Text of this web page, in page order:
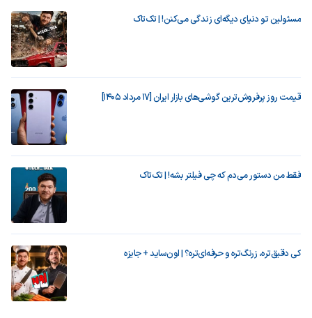
مسئولین تو دنیای دیگه‌ای زندگی می‌کنن! | تک‌تاک
قیمت روز پرفروش‌ترین گوشی‌های بازار ایران [17 مرداد 1405]
فقط من دستور می‌دم که چی فیلتر بشه! | تک‌تاک
کی دقیق‌تره، زرنگ‌تره و حرفه‌ای‌تره؟ | اون‌ساید + جایزه